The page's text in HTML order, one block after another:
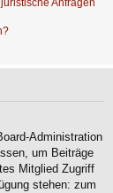
Anfragen
Administration
um Beiträge
Mitglied Zugriff
stehen: zum